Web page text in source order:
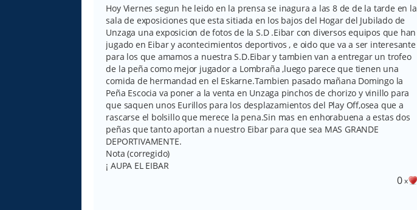
s
a
j
e
Hoy Viernes segun he leido en la prensa se inagura a las 8 de de la tarde en la
sala de exposiciones que esta sitiada en los bajos del Hogar del Jubilado de
Unzaga una exposicion de fotos de la S.D .Eibar con diversos equipos que han
jugado en Eibar y acontecimientos deportivos , e oido que va a ser interesante
para los que amamos a nuestra S.D.Eibar y tambien van a entregar un trofeo
de la peña como mejor jugador a Lombraña ,luego parece que tienen una
comida de hermandad en el Eskarne.Tambien pasado mañana Domingo la
Peña Escocia va poner a la venta en Unzaga pinchos de chorizo y vinillo para
que saquen unos Eurillos para los desplazamientos del Play Off,osea que a
rascarse el bolsillo que merece la pena.Sin mas en enhorabuena a estas dos
peñas que tanto aportan a nuestro Eibar para que sea MAS GRANDE
DEPORTIVAMENTE.
Nota (corregido)
¡ AUPA EL EIBAR
0x